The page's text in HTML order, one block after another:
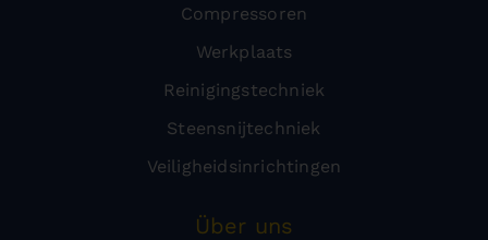
Compressoren
Werkplaats
Reinigingstechniek
Steensnijtechniek
Veiligheidsinrichtingen
Über uns